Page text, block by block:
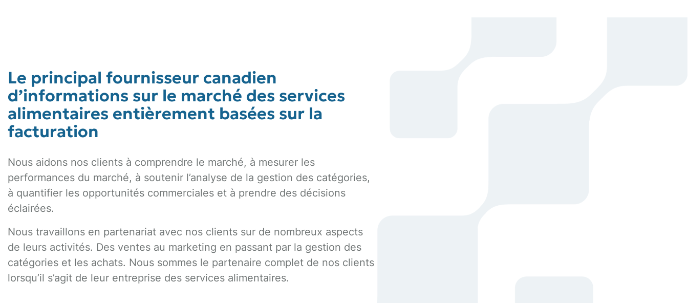
Le principal fournisseur canadien
d’informations sur le marché des services
alimentaires entièrement basées sur la
facturation
Nous aidons nos clients à comprendre le marché, à mesurer les
performances du marché, à soutenir l’analyse de la gestion des catégories,
à quantifier les opportunités commerciales et à prendre des décisions
éclairées.
Nous travaillons en partenariat avec nos clients sur de nombreux aspects
de leurs activités. Des ventes au marketing en passant par la gestion des
catégories et les achats. Nous sommes le partenaire complet de nos clients
lorsqu’il s’agit de leur entreprise des services alimentaires.